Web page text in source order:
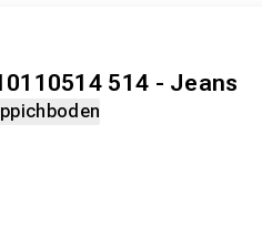
514 - Jeans